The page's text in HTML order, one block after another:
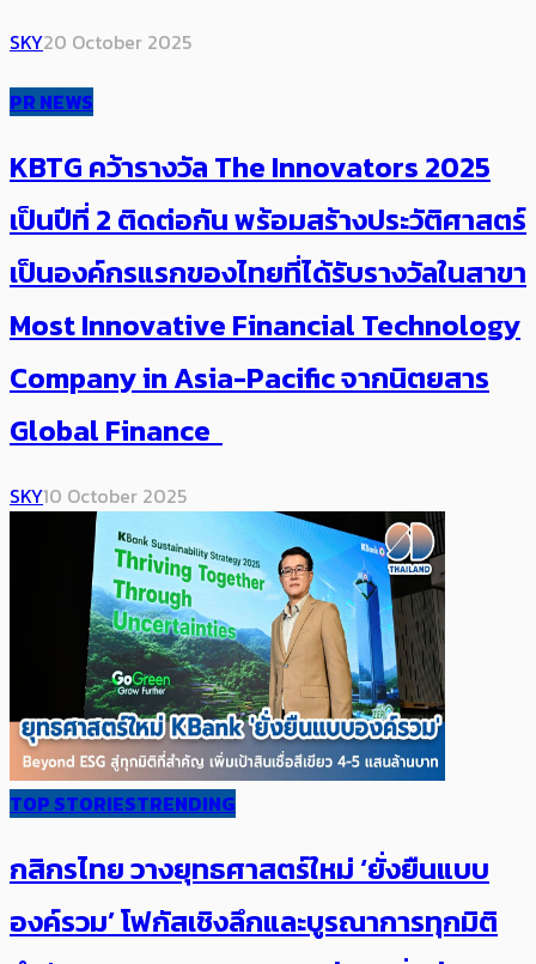
SKY20 October 2025
PR NEWS
KBTG คว้ารางวัล The Innovators 2025
เป็นปีที่ 2 ติดต่อกัน พร้อมสร้างประวัติศาสตร์
เป็นองค์กรแรกของไทยที่ได้รับรางวัลในสาขา
Most Innovative Financial Technology
Company in Asia-Pacific จากนิตยสาร
Global Finance
SKY10 October 2025
TOP STORIESTRENDING
กสิกรไทย วางยุทธศาสตร์ใหม่ ‘ยั่งยืนแบบ
องค์รวม’ โฟกัสเชิงลึกและบูรณาการ​ทุกมิติ